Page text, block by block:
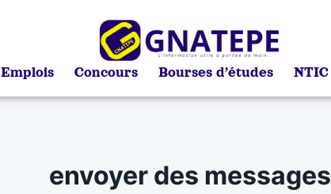
Emplois Concours Bourses d’études NTIC
envoyer des messages